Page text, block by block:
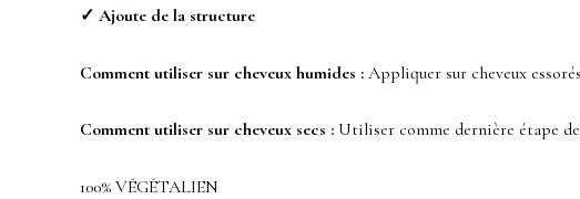
✓ Ajoute de la structure
Comment utiliser sur cheveux humides : Appliquer sur cheveux
Comment utiliser sur cheveux secs : Utiliser comme dernière étape
100% VÉGÉTALIEN